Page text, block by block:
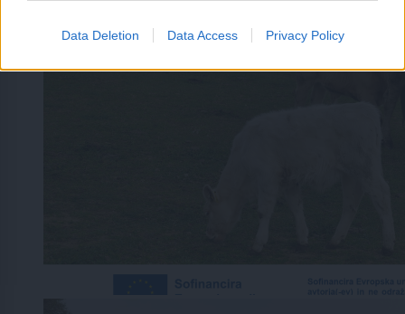
Data Deletion Data Access Privacy Policy